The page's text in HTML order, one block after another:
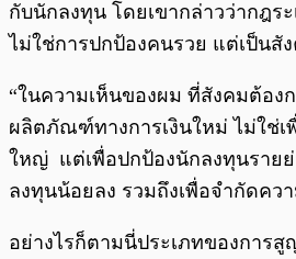
กับนักลงทุน โดยเขากล่าวว่ากฎร
ไม่ใช่การปกป้องคนรวย แต่เป็นสั
“ในความเห็นของผม ที่สังคมต้อง
ผลิตภัณฑ์ทางการเงินใหม่ ไม่ใช่เ
ใหญ่ แต่เพื่อปกป้องนักลงทุนราย
ลงทุนน้อยลง รวมถึงเพื่อจำกัดคว
อย่างไรก็ตามนี่ประเภทของการ